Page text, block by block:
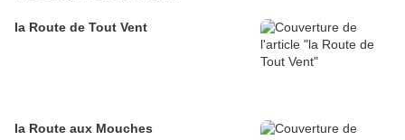
la Route de Tout Vent
la Route aux Mouches